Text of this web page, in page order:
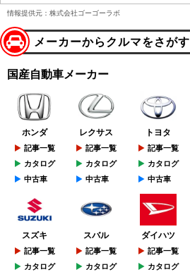
情報提供元：株式会社ゴーゴーラボ
メーカーからクルマをさがす
国産自動車メーカー
ホンダ
記事一覧
カタログ
中古車
レクサス
記事一覧
カタログ
中古車
トヨタ
記事一覧
カタログ
中古車
スズキ
記事一覧
カタログ
スバル
記事一覧
カタログ
ダイハツ
記事一覧
カタログ